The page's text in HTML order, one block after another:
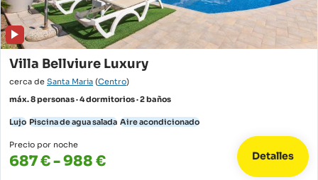
Villa Bellviure Luxury
cerca de Santa Maria (Centro)
máx. 8 personas · 4 dormitorios · 2 baños
Lujo Piscina de agua salada Aire acondicionado
Precio por noche
687 € - 988 € Detalles